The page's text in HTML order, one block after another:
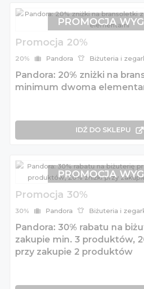
Promocja 20%
20% Pandora Biżuteria i
Pandora: 20% zniżki na
minimum dwoma
IDŹ DO SKLEPU
PROMOCJA
Promocja 30%
30% Pandora Biżuteria i
Pandora: 30% rabatu na
zakupie min. 3 produktów,
przy zakupie 2 produktów
PROMOCJA